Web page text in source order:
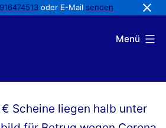
oder E-Mail senden
Menü